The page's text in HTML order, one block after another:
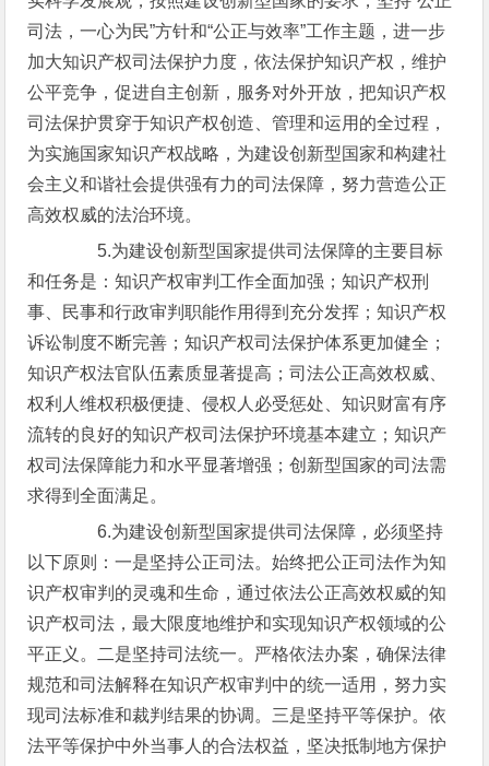
司法，一心为民”方针和“公正与效率”工作主题，进一步
加大知识产权司法保护力度，依法保护知识产权，维护
公平竞争，促进自主创新，服务对外开放，把知识产权
司法保护贯穿于知识产权创造、管理和运用的全过程，
为实施国家知识产权战略，为建设创新型国家和构建社
会主义和谐社会提供强有力的司法保障，努力营造公正
高效权威的法治环境。
5.为建设创新型国家提供司法保障的主要目标
和任务是：知识产权审判工作全面加强；知识产权刑
事、民事和行政审判职能作用得到充分发挥；知识产权
诉讼制度不断完善；知识产权司法保护体系更加健全；
知识产权法官队伍素质显著提高；司法公正高效权威、
权利人维权积极便捷、侵权人必受惩处、知识财富有序
流转的良好的知识产权司法保护环境基本建立；知识产
权司法保障能力和水平显著增强；创新型国家的司法需
求得到全面满足。
6.为建设创新型国家提供司法保障，必须坚持
以下原则：一是坚持公正司法。始终把公正司法作为知
识产权审判的灵魂和生命，通过依法公正高效权威的知
识产权司法，最大限度地维护和实现知识产权领域的公
平正义。二是坚持司法统一。严格依法办案，确保法律
规范和司法解释在知识产权审判中的统一适用，努力实
现司法标准和裁判结果的协调。三是坚持平等保护。依
法平等保护中外当事人的合法权益，坚决抵制地方保护